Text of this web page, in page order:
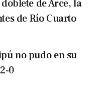
doblete de Arce, la
de Río Cuarto
no pudo en su
0